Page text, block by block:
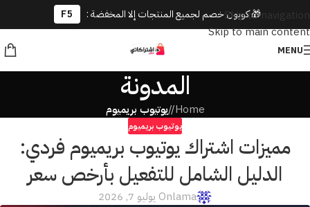
🎁 كوبون خصم لجميع المنتجات إلا المخفضة : F5
Skip to navigation
Skip to main content
MENU
المدونة
Home
/ يوتيوب بريميوم
يوتيوب بريميوم
مميزات اشتراك يوتيوب بريميوم فردي:
الدليل الشامل للتفعيل بأرخص سعر
lamaOn يوليو 7, 2026